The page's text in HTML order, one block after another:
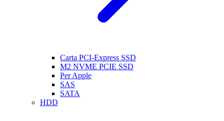
Carta PCI-Express SSD
M2 NVME PCIE SSD
Per Apple
SAS
SATA
HDD